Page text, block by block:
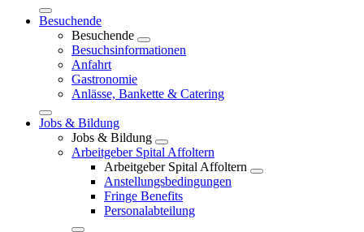
Besuchende
Besuchende
Besuchsinformationen
Anfahrt
Gastronomie
Anlässe, Bankette & Catering
Jobs & Bildung
Jobs & Bildung
Arbeitgeber Spital Affoltern
Arbeitgeber Spital Affoltern
Anstellungsbedingungen
Fringe Benefits
Personalabteilung